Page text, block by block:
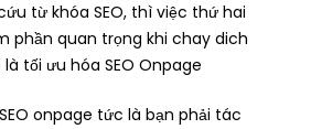
từ khóa SEO, thì việc thứ hai
phần quan trọng khi chay dich
tối ưu hóa SEO Onpage
onpage tức là bạn phải tác